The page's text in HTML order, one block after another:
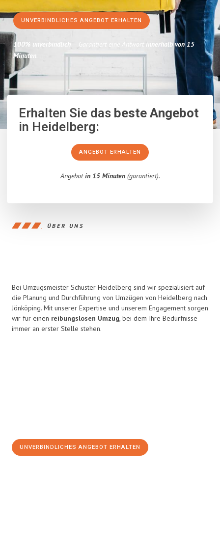
UNVERBINDLICHES ANGEBOT ERHALTEN
100% unverbindlich – Garantiert eine Antwort innerhalb von 15
Minuten.
Erhalten Sie dasbeste Angebot
in Heidelberg:
ANGEBOT ERHALTEN
Angebotin 15 Minuten(garantiert).
ÜBER UNS
Bei Umzugsmeister Schuster Heidelberg sind wir spezialisiert auf
die Planung und Durchführung von Umzügen von Heidelberg nach
Jönköping. Mit unserer Expertise und unserem Engagement sorgen
wir für einen reibungslosen Umzug, bei dem Ihre Bedürfnisse
immer an erster Stelle stehen.
UNVERBINDLICHES ANGEBOT ERHALTEN